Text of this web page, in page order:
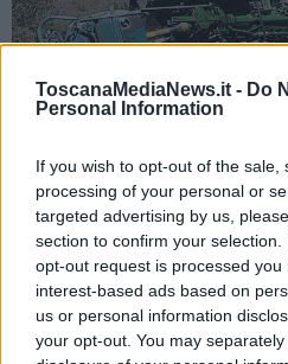
ToscanaMediaNews.it - Do
Personal Information
If you wish to opt-out of the
processing of your personal or
targeted advertising by us,
section to confirm your
opt-out request is processed you
interest-based ads based on
us or personal information
your opt-out. You may
Gildo Sampieri, 82enne, è morto
Il drammatico incidente è
Civitella Paganico
GROSSETO — Da una prima